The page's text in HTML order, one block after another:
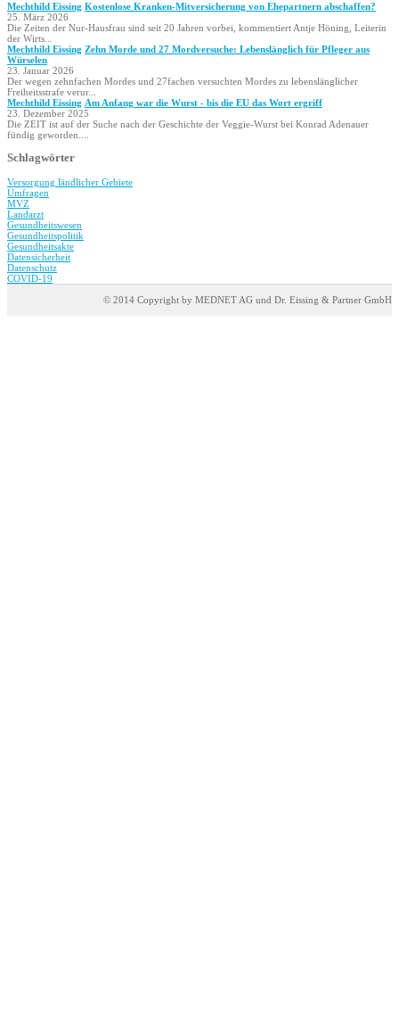
Mechthild Eissing Kostenlose Kranken-Mitversicherung von Ehepartnern abschaffen?
25. März 2026
Die Zeiten der Nur-Hausfrau sind seit 20 Jahren vorbei, kommentiert Antje Höning, Leiterin
der Wirts...
Mechthild Eissing Zehn Morde und 27 Mordversuche: Lebenslänglich für Pfleger aus
Würselen
23. Januar 2026
Der wegen zehnfachen Mordes und 27fachen versuchten Mordes zu lebenslänglicher
Freiheitsstrafe verur...
Mechthild Eissing Am Anfang war die Wurst - bis die EU das Wort ergriff
23. Dezember 2025
Die ZEIT ist auf der Suche nach der Geschichte der Veggie-Wurst bei Konrad Adenauer
fündig geworden....
Schlagwörter
Versorgung ländlicher Gebiete
Umfragen
MVZ
Landarzt
Gesundheitswesen
Gesundheitspolitik
Gesundheitsakte
Datensicherheit
Datenschutz
COVID-19
© 2014 Copyright by MEDNET AG und Dr. Eissing & Partner GmbH